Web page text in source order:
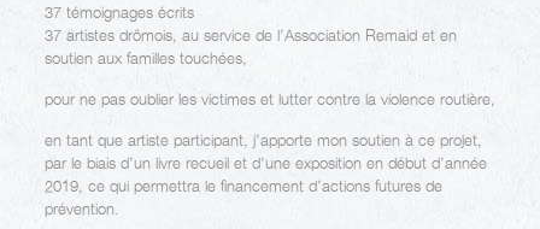
37 témoignages écrits
37 artistes drômois, au service de l’Association Remaid et en
soutien aux familles touchées,
pour ne pas oublier les victimes et lutter contre la violence routière,
en tant que artiste participant, j’apporte mon soutien à ce projet,
par le biais d’un livre recueil et d’une exposition en début d’année
2019, ce qui permettra le financement d’actions futures de
prévention.